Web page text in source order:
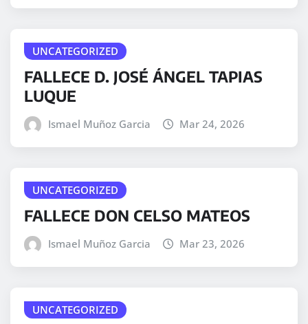
UNCATEGORIZED
FALLECE D. JOSÉ ÁNGEL TAPIAS
LUQUE
Ismael Muñoz Garcia Mar 24, 2026
UNCATEGORIZED
FALLECE DON CELSO MATEOS
Ismael Muñoz Garcia Mar 23, 2026
UNCATEGORIZED